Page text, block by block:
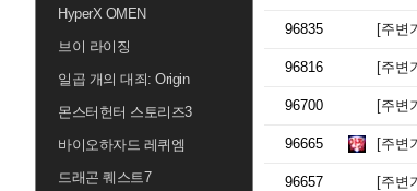
HyperX OMEN
브이 라이징
일곱 개의 대죄: Origin
몬스터헌터 스토리즈3
바이오하자드 레퀴엠
드래곤 퀘스트7
96835 [주변
96816 [주변
96700 [주변
96665 [주변
96657 [주변